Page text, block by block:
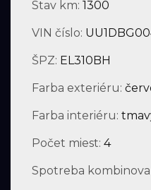
Stav km: 1300
VIN číslo:
ŠPZ: EL310BH
Farba exteriéru:
Farba interiéru:
Počet miest: 4
Spotreba